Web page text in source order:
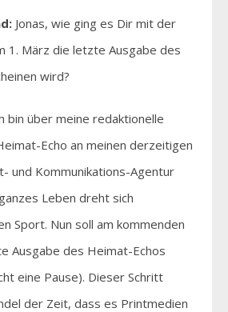
Jonas, wie ging es Dir mit der
1. März die letzte Ausgabe des
wird?
bin über meine redaktionelle
Echo an meinen derzeitigen
und Kommunikations-Agentur
Leben dreht sich
Sport. Nun soll am kommenden
Ausgabe des Heimat-Echos
eine Pause). Dieser Schritt
der Zeit, dass es Printmedien